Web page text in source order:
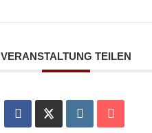
VERANSTALTUNG TEILEN